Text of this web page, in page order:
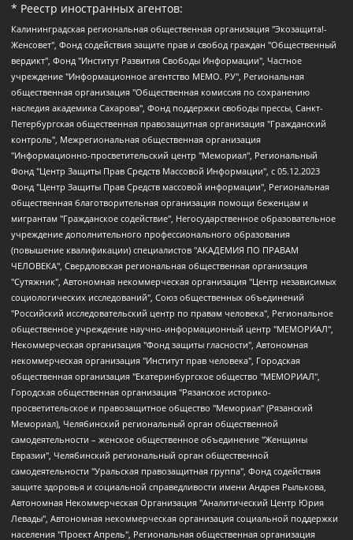
* Реестр иностранных агентов:
Калининградская региональная общественная организация "Экозащита!-Женсовет", Фонд содействия защите прав и свобод граждан "Общественный вердикт", Фонд "Институт Развития Свободы Информации", Частное учреждение "Информационное агентство МЕМО. РУ", Региональная общественная организация "Общественная комиссия по сохранению наследия академика Сахарова", Фонд поддержки свободы прессы, Санкт-Петербургская общественная правозащитная организация "Гражданский контроль", Межрегиональная общественная организация "Информационно-просветительский центр "Мемориал", Региональный Фонд "Центр Защиты Прав Средств Массовой Информации", с 05.12.2023 Фонд "Центр Защиты Прав Средств массовой информации", Региональная общественная благотворительная организация помощи беженцам и мигрантам "Гражданское содействие", Негосударственное образовательное учреждение дополнительного профессионального образования (повышение квалификации) специалистов "АКАДЕМИЯ ПО ПРАВАМ ЧЕЛОВЕКА", Свердловская региональная общественная организация "Сутяжник", Автономная некоммерческая организация "Центр независимых социологических исследований", Союз общественных объединений "Российский исследовательский центр по правам человека", Региональное общественное учреждение научно-информационный центр "МЕМОРИАЛ", Некоммерческая организация "Фонд защиты гласности", Автономная некоммерческая организация "Институт прав человека", Городская общественная организация "Екатеринбургское общество "МЕМОРИАЛ", Городская общественная организация "Рязанское историко-просветительское и правозащитное общество "Мемориал" (Рязанский Мемориал), Челябинский региональный орган общественной самодеятельности – женское общественное объединение "Женщины Евразии", Челябинский региональный орган общественной самодеятельности "Уральская правозащитная группа", Фонд содействия защите здоровья и социальной справедливости имени Андрея Рылькова, Автономная Некоммерческая Организация "Аналитический Центр Юрия Левады", Автономная некоммерческая организация социальной поддержки населения "Проект Апрель", Региональная общественная организация помощи женщинам и детям, находящимся в кризисной ситуации "Информационно-методический центр "Анна", Фонд содействия развитию массовых коммуникаций и правовому просвещению "Так-так-Так", Фонд содействия устойчивому развитию "Серебряная тайга", Свердловский региональный общественный фонд социальных проектов "Новое время", "Idel.Реалии", Кавказ.Реалии, Крым.Реалии, Телеканал Настоящее Время, Татаро-башкирская служба Радио Свобода (Azatliq Radiosi), Радио Свободная Европа/Радио Свобода (PCE/PC), "Сибирь.Реалии", "Фактограф", Благотворительный фонд помощи осужденным и их семьям, Автономная некоммерческая организация "Институт глобализации и социальных движений", Фонд "В защиту прав заключенных", Частное учреждение "Центр поддержки и содействия развитию средств массовой информации", Пензенский региональный общественный благотворительный фонд "Гражданский союз", "Север.Реалии", Некоммерческая организация Фонд "Правовая инициатива", Общество с ограниченной ответственностью "Радио Свободная Европа/Радио Свобода", Чешское информационное агентство "MEDIUM-ORIENT", Красноярская региональная общественная организация "Мы против СПИДа", Камалягин Денис Николаевич, Маркелов Сергей Евгеньевич, Пономарев Лев Александрович, Савицкая Людмила Алексеевна, Автономная некоммерческая организация "Центр по работе с проблемой насилия "НАСИЛИЮ.НЕТ", Межрегиональный профессиональный союз работников здравоохранения "Альянс врачей", Юридическое лицо, зарегистрированное в Латвийской Республике, SIA "Medusa Project" (регистрационный номер 40103797863, дата регистрации 10.06.2014), Некоммерческая организация "Фонд по борьбе с коррупцией", Автономная некоммерческая организация "Институт права и публичной политики", Баданин Роман Сергеевич, Гликин Максим Александрович, Железнова Мария Михайловна, Лукьянова Юлия Сергеевна, Маетная Елизавета Витальевна, Маняхин Петр Борисович, Чуракова Ольга Владимировна, Ярош Юлия Петровна, Юридическое лицо "The Insider SIA", зарегистрированное в Риге, Латвийская Республика (дата регистрации 26.06.2015), являющееся администратором доменного имени интернет-издания "The Insider SIA", https://theins.ru, Постернак Алексей Евгеньевич, Рубин Михаил Аркадьевич, Анин Роман Александрович, Юридическое лицо Istories fonds, зарегистрированное в Латвийской Республике (регистрационный номер 50008295751, дата регистрации 24.02.2020), Великовский Дмитрий Александрович, Долинина Ирина Николаевна, Мароховская Алеся Алексеевна, Шлейнов Роман Юрьевич, Шмагун Олеся Валентиновна, Общество с ограниченной ответственностью "Альтаир 2021", Общество с ограниченной ответственностью "Вега 2021", Общество с ограниченной ответственностью "Главный редактор 2021", Общество с ограниченной ответственностью "Ромашки монолит", Важенков Артем Валерьевич, Ивановская областная общественная организация "Центр гендерных исследований", Гурман Юрий Альбертович, Медиапроект "ОВД-Инфо", Егоров Владимир Владимирович, Жилинский Владимир Александрович, Общество с ограниченной ответственностью "ЗП", Иванова София Юрьевна, Карезина Инна Павловна, Кильтау Екатерина Викторовна, Петров Алексей Викторович, Пискунов Сергей Евгеньевич, Смирнов Сергей Сергеевич, Тихонов Михаил Сергеевич, Общество с ограниченной ответственностью "ЖУРНАЛИСТ-ИНОСТРАННЫЙ АГЕНТ", Арапова Галина Юрьевна, Вольтская Татьяна Анатольевна, Американская компания "Mason G.E.S. Anonymous Foundation" (США), являющаяся владельцем интернет-издания https://mnews.world/, Компания "Stichting Bellingcat", зарегистрированная в Нидерландах (дата регистрации 11.07.2018), Захаров Андрей Вячеславович, Клепиковская Екатерина Дмитриевна, Общество с ограниченной ответственностью "МЕМО", Перл Роман Александрович, Симонов Евгений Алексеевич, Соловьева Елена Анатольевна, Сотников Даниил Владимирович, Сурначева Елизавета Дмитриевна, Автономная некоммерческая организация по защите прав человека и информированию населения "Якутия – Наше Мнение", Общество с ограниченной ответственностью "Москоу диджитал медиа", с 26.01.2023 Общество с ограниченной ответственностью "Чайка Белые сады", Ветошкина Валерия Валерьевна, Заговора Максим Александрович, Межрегиональное общественное движение "Российская ЛГБТ - сеть", Оленичев Максим Владимирович, Павлов Иван Юрьевич, Скворцова Елена Сергеевна, Общество с ограниченной ответственностью "Как бы инагент", Кочетков Игорь Викторович, Общество с ограниченной ответственностью "Честные выборы", Еланчик Олег Александрович, Общество с ограниченной ответственностью "Нобелевский призыв", Гималова Регина Эмилевна, Григорьев Андрей Валерьевич, Григорьева Алина Александровна, Ассоциация по содействию защите прав призывников, альтернативнослужащих и военнослужащих "Правозащитная группа "Гражданин.Армия.Право", Хисамова Регина Фаритовна, Автономная некоммерческая организация по реализации социально-правовых программ "Лилит", Дальневосточное общественное движение "Маяк", Санкт-Петербургская ЛГБТ-инициативная группа "Выход", Инициативная группа ЛГБТ+ "Реверс", Алексеев Андрей Викторович, Бекбулатова Таисия Львовна, Беляев Иван Михайлович, Владыкина Елена Сергеевна, Гельман Марат Александрович, Никульшина Вероника Юрьевна, Толоконникова Надежда Андреевна, Шендерович Виктор Анатольевич, Общество с ограниченной ответственностью "Данное сообщение", Общество с ограниченной ответственностью Издательский дом "Новая глава", Айнбиндер Александра Александровна, Московский комьюнити-центр для ЛГБТ+инициатив, Благотворительный фонд развития филантропии, Deutsche Welle (Германия, Kurt-Schumacher-Strasse 3, 53113 Bonn), Борзунова Мария Михайловна, Воробьев Виктор Викторович, Голубева Анна Львовна, Константинова Алла Михайловна, Малкова Ирина Владимировна, Мурадов Мурад Абдулгалимович, Осетинская Елизавета Николаевна, Понасенков Евгений Николаевич, Ганапольский Матвей Юрьевич, Киселев Евгений Алексеевич, Борухович Ирина Григорьевна, Дремин Иван Тимофеевич, Дубровский Дмитрий Викторович, Красноярская региональная общественная организация поддержки и развития альтернативных образовательных технологий и межкультурных коммуникаций "ИНТЕРРА", Маяковская Екатерина Алексеевна, Фейгин Марк Захарович, Филимонов Андрей Викторович, Дзугкоева Регина Николаевна, Доброхотов Роман Александрович, Дудь Юрий Александрович, Елкин Сергей Владимирович, Кругликов Кирилл Игоревич, Сабунаева Мария Леонидовна, Семенов Алексей Владимирович, Шаинян Карен Багратович, Шульман Екатерина Михайловна, Асафьев Артур Валерьевич, Вахштайн Виктор Семенович, Венедиктов Алексей Алексеевич, Лушникова Екатерина Евгеньевна, Волков Леонид Михайлович, Невзоров Александр Глебович, Пархоменко Сергей Борисович, Сироткин Ярослав Николаевич, Кара-Мурза Владимир Владимирович, Баранова Наталья Владимировна, Гозман Леонид Яковлевич, Кагарлицкий Борис Юльевич, Климарев Михаил Валерьевич, Милов Владимир Станиславович, Автономная некоммерческая организация Краснодарский центр современного искусства "Типография", Моргенштерн Алишер Тагирович, Соболь Любовь Эдуардовна, Общество с ограниченной ответственностью "ЛИЗА НОРМ", Каспаров Гарри Кимович, Ходорковский Михаил Борисович, Общество с ограниченной ответственностью "Апрельские тезисы", Данилович Ирина Брониславовна, Кашин Олег Владимирович, Петров Николай Владимирович, Пивоваров Алексей Владимирович, Соколов Михаил Владимирович, Цветкова Юлия Владимировна, Чичваркин Евгений Александрович, Комитет против пыток/Команда против пыток, Общество с ограниченной ответственностью "Первый научный", Общество с ограниченной ответственностью "Вертолет и ко", Белоцерковская Вероника Борисовна, Кац Максим Евгеньевич, Лазарева Татьяна Юрьевна, Шаведдинов Руслан Табризович, Яшин Илья Валерьевич, Общество с ограниченной ответственностью "Иноагент ААВ", Алешковский Дмитрий Петрович, Альбац Евгения Марковна, Быков Дмитрий Львович, Галямина Юлия Евгеньевна, Лойко Сергей Леонидович, Мартынов Кирилл Константинович, Медведев Сергей Александрович, Крашенинников Федор Геннадиевич, Гордеева Катерина Вл